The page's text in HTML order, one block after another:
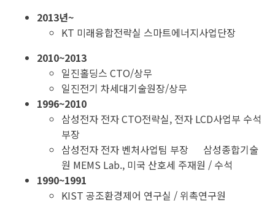
2013년~
KT 미래융합전략실 스마트에너지사업단장
2010~2013
일진홀딩스 CTO/상무
일진전기 차세대기술원장/상무
1996~2010
삼성전자 전자 CTO전략실, 전자 LCD사업부 수석
부장
삼성전자 전자 벤처사업팀 부장 삼성종합기술
원 MEMS Lab., 미국 산호세 주재원 / 수석
1990~1991
KIST 공조환경제어 연구실 / 위촉연구원